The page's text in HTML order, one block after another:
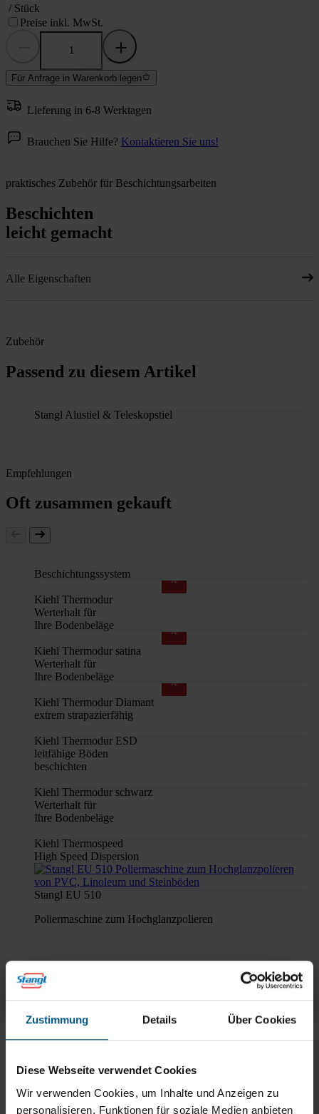
Zustimmung Details Über Cookies
Diese Webseite verwendet Cookies
Wir verwenden Cookies, um Inhalte und Anzeigen zu
personalisieren, Funktionen für soziale Medien anbieten
/ Stück
Preise inkl. MwSt.
Für Anfrage in Warenkorb legen
Lieferung in 6-8 Werktagen
Brauchen Sie Hilfe? Kontaktieren Sie uns!
praktisches Zubehör für Beschichtungsarbeiten
Beschichten
leicht gemacht
Alle Eigenschaften
Zubehör
Passend zu diesem Artikel
Stangl Alustiel & Teleskopstiel
Empfehlungen
Oft zusammen gekauft
Beschichtungssystem %
Kiehl Thermodur
Werterhalt für
Ihre Bodenbeläge
%
Kiehl Thermodur satina
Werterhalt für
Ihre Bodenbeläge
%
Kiehl Thermodur Diamant
extrem strapazierfähig
Kiehl Thermodur ESD
leitfähige Böden
beschichten
Kiehl Thermodur schwarz
Werterhalt für
Ihre Bodenbeläge
Kiehl Thermospeed
High Speed Dispersion
Stangl EU 510
Poliermaschine zum Hochglanzpolieren
Kiehl Beschichtungsgerät
Übersicht
Empfehlungen
Rein aus Prinzip.